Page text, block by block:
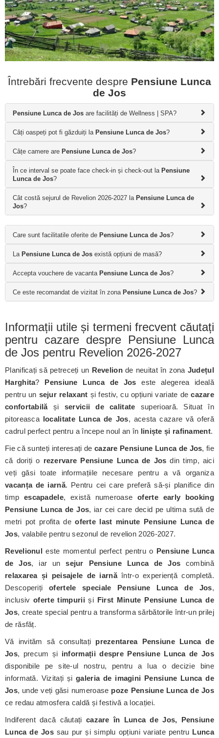
Întrebări frecvente despre Pensiune Lunca
de Jos
Pensiune Lunca de Jos are facilități de Wellness | SPA?
Câți oaspeți pot fi găzduiți la Pensiune Lunca de Jos?
Câțe camere are Pensiune Lunca de Jos?
În ce interval se poate face check-in și check-out la Pensiune
Lunca de Jos?
Cât costă sejurul de Revelion 2026-2027 la Pensiune Lunca de
Jos?
Care sunt facilitatile oferite de Pensiune Lunca de Jos?
La Pensiune Lunca de Jos există opțiuni de masă?
Accepta vouchere de vacanta Pensiune Lunca de Jos?
Ce este recomandat de vizitat în zona Pensiune Lunca de Jos?
Informații utile și termeni frecvent căutați
pentru cazare despre Pensiune Lunca
de Jos pentru Revelion 2026-2027
Planificați să petreceți un Revelionde neuitat în zona Județul
Harghita? Pensiune Lunca de Jos este alegerea ideală
pentru un sejur relaxant și festiv, cu opțiuni variate decazare
confortabilăși servicii de calitate superioară. Situat în
pitoreasca localitate Lunca de Jos, acesta cazare vă oferă
cadrul perfect pentru a începe noul an în liniște și rafinament.
Fie că sunteți interesați de cazare Pensiune Lunca de Jos, fie
că doriți o rezervare Pensiune Lunca de Jos din timp, aici
veți găsi toate informațiile necesare pentru a vă organiza
vacanța de iarnă. Pentru cei care preferă să-și planifice din
timp escapadele, există numeroaseoferte early booking
Pensiune Lunca de Jos, iar cei care decid pe ultima sută de
metri pot profita deoferte last minute Pensiune Lunca de
Jos, valabile pentru sezonul de revelion 2026-2027.
Revelionul este momentul perfect pentru o Pensiune Lunca
de Jos, iar unsejur Pensiune Lunca de Jos combină
relaxarea și peisajele de iarnăîntr-o experiență completă.
Descoperiți ofertele speciale Pensiune Lunca de Jos,
inclusivoferte timpurii și First Minute Pensiune Lunca de
Jos, create special pentru a transforma sărbătorile într-un prilej
de răsfăț.
Vă invităm să consultați prezentarea Pensiune Lunca de
Jos, precum și informații despre Pensiune Lunca de Jos
disponibile pe site-ul nostru, pentru a lua o decizie bine
informată. Vizitați șigaleria de imagini Pensiune Lunca de
Jos, unde veți găsi numeroase poze Pensiune Lunca de Jos
ce redau atmosfera caldă și festivă a locației.
Indiferent dacă căutați cazare în Lunca de Jos, Pensiune
Lunca de Jossau pur și simplu opțiuni variate pentru Lunca